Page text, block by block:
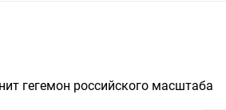
гегемон российского масштаба